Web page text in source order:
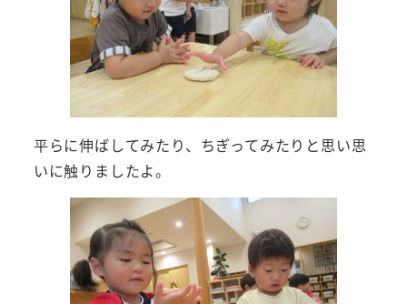
平らに伸ばしてみたり、ちぎってみたりと思い思
いに触りましたよ。